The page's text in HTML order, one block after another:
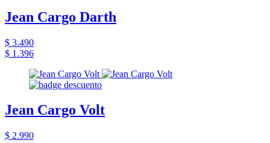
Jean Cargo Darth
$ 3.490
$ 1.396
Jean Cargo Volt
$ 2.990